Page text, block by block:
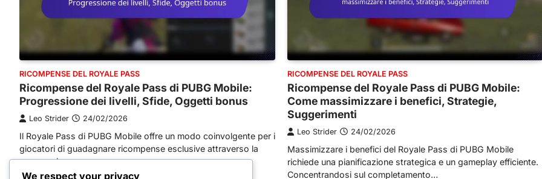
RICOMPENSE DEL ROYALE PASS
Ricompense del Royale Pass di PUBG Mobile:
Progressione dei livelli, Sfide, Oggetti bonus
Leo Strider 24/02/2026
Il Royale Pass di PUBG Mobile offre un modo coinvolgente per i
giocatori di guadagnare ricompense esclusive attraverso la
progressione…
RICOMPENSE DEL ROYALE PASS
Ricompense del Royale Pass di PUBG Mobile:
Come massimizzare i benefici, Strategie,
Suggerimenti
Leo Strider 24/02/2026
Massimizzare i benefici del Royale Pass di PUBG Mobile
richiede una pianificazione strategica e un gameplay efficiente.
Concentrandosi sul completamento…
We respect your privacy